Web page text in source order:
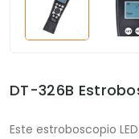
DT-326B
Este estroboscopio